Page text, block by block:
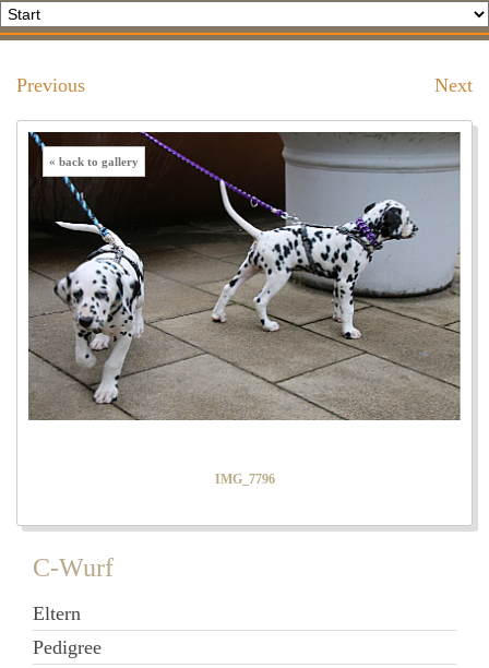
Previous Next
« back to gallery
IMG_7796
C-Wurf
Eltern
Pedigree